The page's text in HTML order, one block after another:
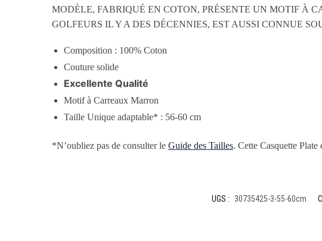
MODÈLE, FABRIQUÉ EN COTON, PRÉSENTE UN MOTIF À
GOLFEURS IL Y A DES DÉCENNIES, EST AUSSI CONNUE
Composition : 100% Coton
Couture solide
Excellente Qualité
Motif à Carreaux Marron
Taille Unique adaptable* : 56-60 cm
*N’oubliez pas de consulter leGuide des Tailles. Cette Casquette
UGS : 30735425-3-55-60cm